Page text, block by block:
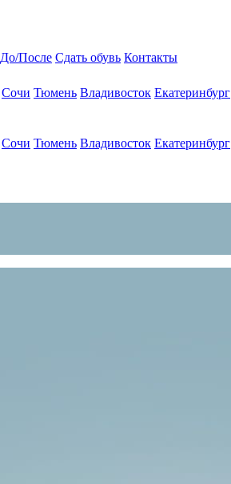
До/После Сдать обувь Контакты
Сочи Тюмень Владивосток Екатеринбург
Сочи Тюмень Владивосток Екатеринбург